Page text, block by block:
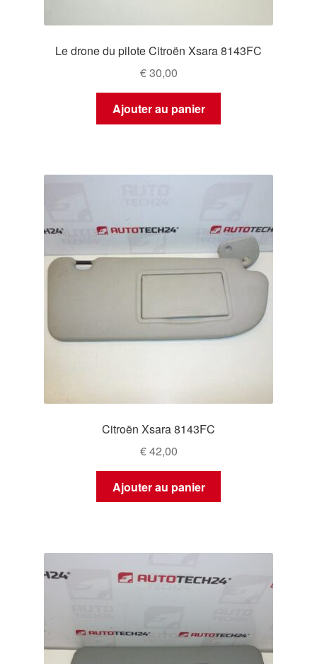
Le drone du pilote Citroën Xsara 8143FC
€30,00
Ajouter au panier
Citroën Xsara 8143FC
€42,00
Ajouter au panier